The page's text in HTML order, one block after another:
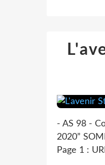
- AS 98 -
2020”
Page 1 :